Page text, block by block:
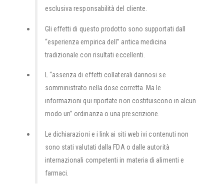
esclusiva responsabilità del cliente.
Gli effetti di questo prodotto sono supportati dall
“esperienza empirica dell” antica medicina
tradizionale con risultati eccellenti.
L “assenza di effetti collaterali dannosi se
somministrato nella dose corretta. Ma le
informazioni qui riportate non costituiscono in alcun
modo un” ordinanza o una prescrizione.
Le dichiarazioni e i link ai siti web ivi contenuti non
sono stati valutati dalla FDA o dalle autorità
internazionali competenti in materia di alimenti e
farmaci.